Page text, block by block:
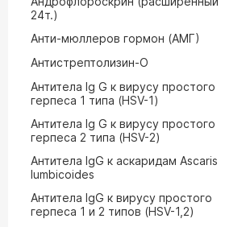
24т.)
Анти-мюллеров гормон (АМГ)
Антистрептолизин-О
Антитела Ig G к вирусу простого
герпеса 1 типа (HSV-1)
Антитела Ig G к вирусу простого
герпеса 2 типа (HSV-2)
Антитела IgG к аскаридам Ascaris
lumbicoides
Антитела IgG к вирусу простого
герпеса 1 и 2 типов (HSV-1,2)